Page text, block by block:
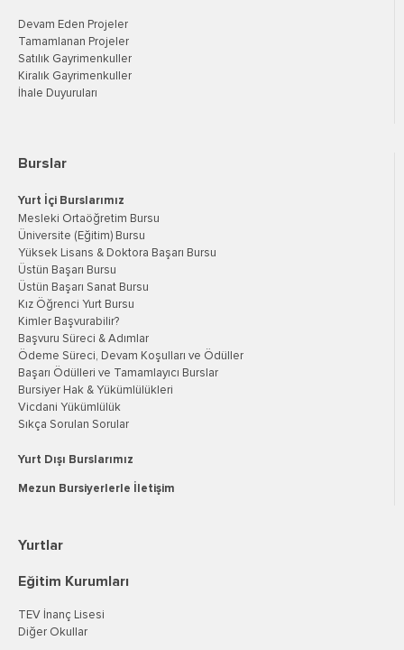
Devam Eden Projeler
Tamamlanan Projeler
Satılık Gayrimenkuller
Kiralık Gayrimenkuller
İhale Duyuruları
Burslar
Yurt İçi Burslarımız
Mesleki Ortaöğretim Bursu
Üniversite (Eğitim) Bursu
Yüksek Lisans & Doktora Başarı Bursu
Üstün Başarı Bursu
Üstün Başarı Sanat Bursu
Kız Öğrenci Yurt Bursu
Kimler Başvurabilir?
Başvuru Süreci & Adımlar
Ödeme Süreci, Devam Koşulları ve Ödüller
Başarı Ödülleri ve Tamamlayıcı Burslar
Bursiyer Hak & Yükümlülükleri
Vicdani Yükümlülük
Sıkça Sorulan Sorular
Yurt Dışı Burslarımız
Mezun Bursiyerlerle İletişim
Yurtlar
Eğitim Kurumları
TEV İnanç Lisesi
Diğer Okullar